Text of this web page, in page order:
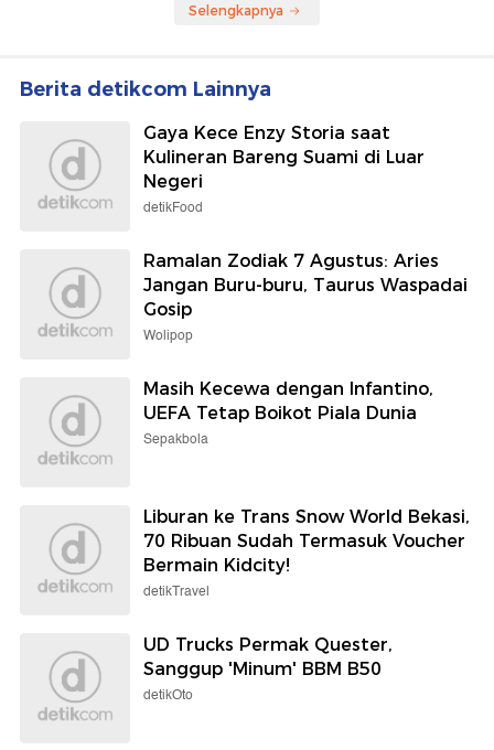
Selengkapnya
Berita detikcom Lainnya
Gaya Kece Enzy Storia saat
Kulineran Bareng Suami di Luar
Negeri
detikFood
Ramalan Zodiak 7 Agustus: Aries
Jangan Buru-buru, Taurus Waspadai
Gosip
Wolipop
Masih Kecewa dengan Infantino,
UEFA Tetap Boikot Piala Dunia
Sepakbola
Liburan ke Trans Snow World Bekasi,
70 Ribuan Sudah Termasuk Voucher
Bermain Kidcity!
detikTravel
UD Trucks Permak Quester,
Sanggup 'Minum' BBM B50
detikOto